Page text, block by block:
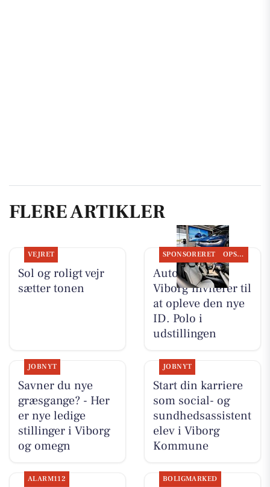
FLERE ARTIKLER
VEJRET
Sol og roligt vejr
sætter tonen
SPONSORERET OPSLAGSTAVLEN
Autocentralen
Viborg inviterer til
at opleve den nye
ID. Polo i
udstillingen
JOBNYT
Savner du nye
græsgange? - Her
er nye ledige
stillinger i Viborg
og omegn
JOBNYT
Start din karriere
som social- og
sundhedsassistent
elev i Viborg
Kommune
ALARM112 BOLIGMARKED